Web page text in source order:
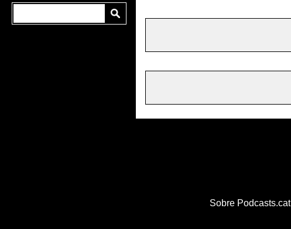
Sobre Podcasts.cat